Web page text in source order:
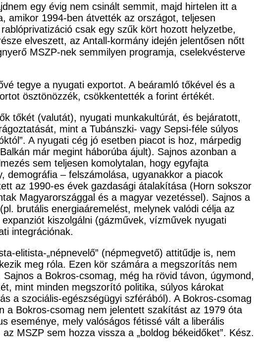
egy évig nem csinált semmit, majd hirtelen itt a
amikor 1994-ben átvették az országot, teljesen
csak egy szűk kört hozott helyzetbe,
elveszett, az Antall-kormány idején jelentősen nőtt
MSZP-nek semmilyen programja, cselekvésterve
tegye a nyugati exportot. A beáramló tőkével és a
ösztönözzék, csökkentették a forint értékét.
tőkét (valutát), nyugati munkakultúrát, és bejáratott,
mint a Tubánszki- vagy Sepsi-féle súlyos
A nyugati cég jó esetben piacot is hoz, márpedig
már megint háborúba ájult). Sajnos azonban a
sem teljesen komolytalan, hogy egyfajta
demográfia – felszámolása, ugyanakkor a piacok
az 1990-es évek gazdasági átalakítása (Horn sokszor
Magyarországgal és a magyar vezetéssel). Sajnos a
brutális energiaáremelést, melynek valódi célja az
kiszolgálni (gázművek, vízművek nyugati
integrációnak.
elitista-„népnevelő” (népmegvető) attitűdje is, nem
meg róla. Ezen kör számára a megszorítás nem
a Bokros-csomag, még ha rövid távon, úgymond,
mint minden megszorító politika, súlyos károkat
a szociális-egészségügyi szférából). A Bokros-csomag
a Bokros-csomag nem jelentett szakítást az 1979 óta
eseménye, mely valóságos fétissé vált a liberális
MSZP sem hozza vissza a „boldog békeidőket”. Kész.